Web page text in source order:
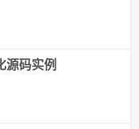
源码实例